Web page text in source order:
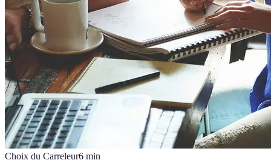
Choix du Carreleur6 min